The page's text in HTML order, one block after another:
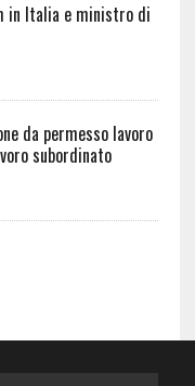
in Italia e ministro di
da permesso lavoro
subordinato